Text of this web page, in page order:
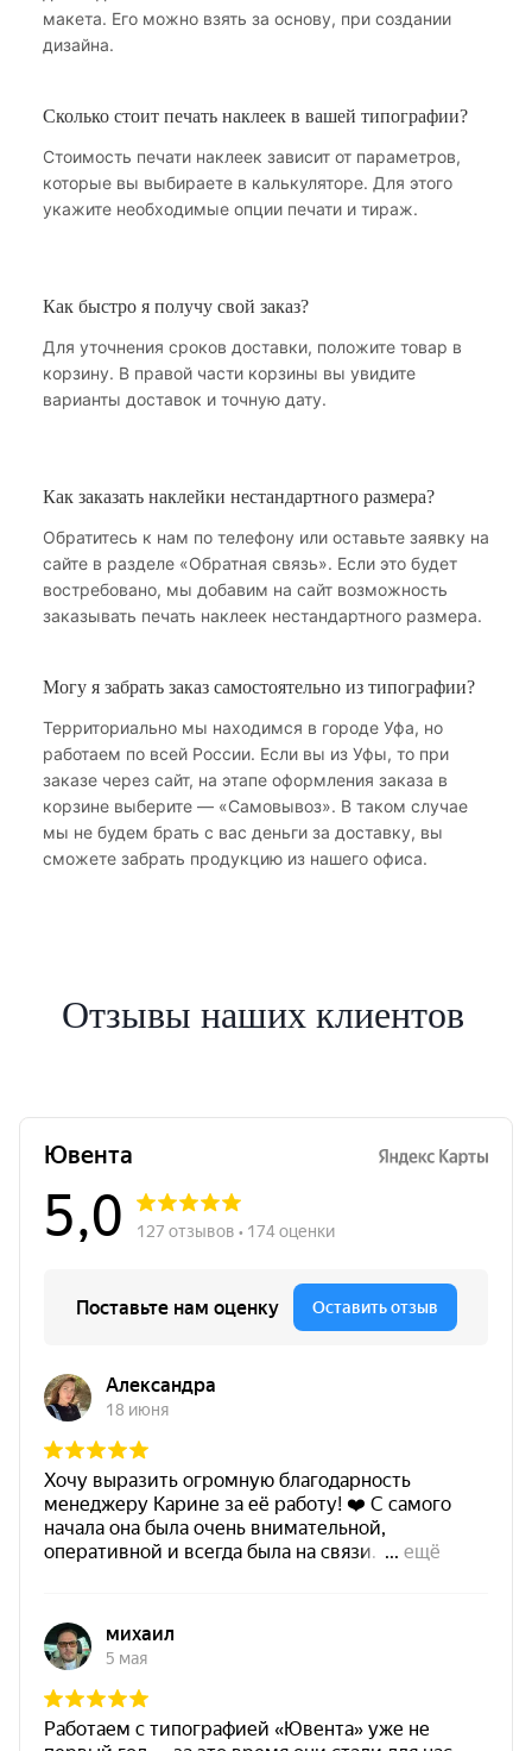
макета. Его можно взять за основу, при создании
дизайна.
Сколько стоит печать наклеек в вашей типографии?
Стоимость печати наклеек зависит от параметров,
которые вы выбираете в калькуляторе. Для этого
укажите необходимые опции печати и тираж.
Как быстро я получу свой заказ?
Для уточнения сроков доставки, положите товар в
корзину. В правой части корзины вы увидите
варианты доставок и точную дату.
Как заказать наклейки нестандартного размера?
Обратитесь к нам по телефону или оставьте заявку на
сайте в разделе «Обратная связь». Если это будет
востребовано, мы добавим на сайт возможность
заказывать печать наклеек нестандартного размера.
Могу я забрать заказ самостоятельно из типографии?
Территориально мы находимся в городе Уфа, но
работаем по всей России. Если вы из Уфы, то при
заказе через сайт, на этапе оформления заказа в
корзине выберите — «Самовывоз». В таком случае
мы не будем брать с вас деньги за доставку, вы
сможете забрать продукцию из нашего офиса.
Отзывы наших клиентов